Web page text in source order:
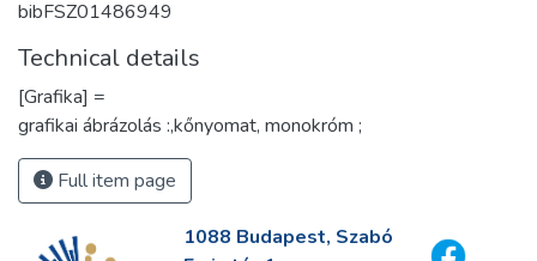
bibFSZ01486949
Technical details
[Grafika] =
grafikai ábrázolás :,kőnyomat, monokróm ;
Full item page
1088 Budapest, Szabó